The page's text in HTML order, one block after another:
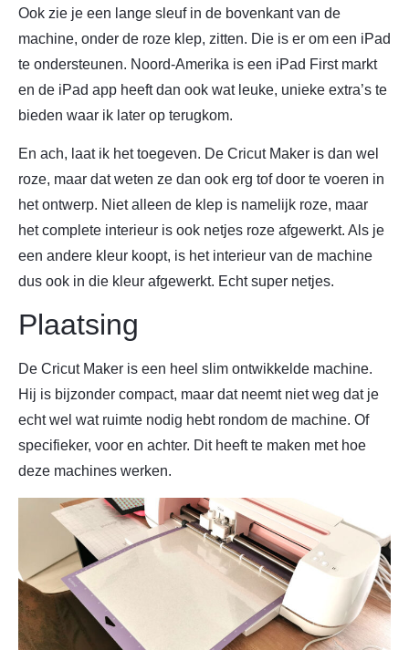
Ook zie je een lange sleuf in de bovenkant van de
machine, onder de roze klep, zitten. Die is er om een iPad
te ondersteunen. Noord-Amerika is een iPad First markt
en de iPad app heeft dan ook wat leuke, unieke extra’s te
bieden waar ik later op terugkom.
En ach, laat ik het toegeven. De Cricut Maker is dan wel
roze, maar dat weten ze dan ook erg tof door te voeren in
het ontwerp. Niet alleen de klep is namelijk roze, maar
het complete interieur is ook netjes roze afgewerkt. Als je
een andere kleur koopt, is het interieur van de machine
dus ook in die kleur afgewerkt. Echt super netjes.
Plaatsing
De Cricut Maker is een heel slim ontwikkelde machine.
Hij is bijzonder compact, maar dat neemt niet weg dat je
echt wel wat ruimte nodig hebt rondom de machine. Of
specifieker, voor en achter. Dit heeft te maken met hoe
deze machines werken.